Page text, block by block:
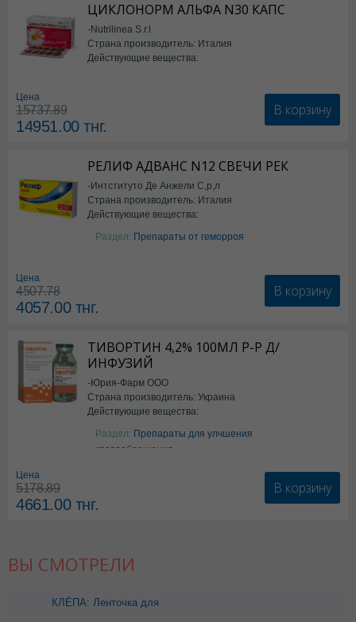
ЦИКЛОНОРМ АЛЬФА N30 КАПС
-Nutrilinea S.r.l
Страна производитель: Италия
Действующие вещества:
Цена
15737.89
14951.00тнг.
В корзину
РЕЛИФ АДВАНС N12 СВЕЧИ РЕК
-Интституто Де Анжели С,р,л
Страна производитель: Италия
Действующие вещества:
Бензокаин
Раздел: Препараты от геморроя
Цена
4507.78
4057.00тнг.
В корзину
ТИВОРТИН 4,2% 100МЛ Р-Р Д/
ИНФУЗИЙ
-Юрия-Фарм ООО
Страна производитель: Украина
Действующие вещества:
Аргинин
Раздел: Препараты для улчшения
кровообращения
Цена
5178.89
4661.00тнг.
В корзину
ВЫ СМОТРЕЛИ
КЛЁПА: Ленточка для